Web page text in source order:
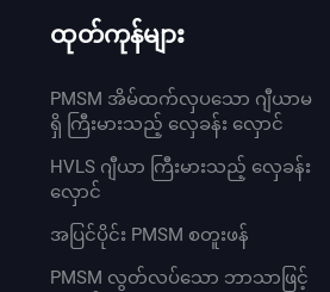
ထုတ်ကုန်များ
PMSM အိမ်ထက်လှပသော ဂျီယာမ
ရှိ ကြီးမားသည့် လှေခန်း လှောင်
HVLS ဂျီယာ ကြီးမားသည့် လှေခန်း
လှောင်
အပြင်ပိုင်း PMSM စတူးဖန်
PMSM လွတ်လပ်သော ဘာသာဖြင့်